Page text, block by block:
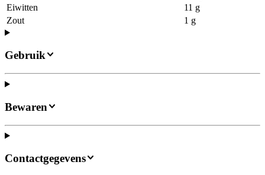
Eiwitten
11 g
Zout
1 g
Gebruik
Bewaren
Contactgegevens